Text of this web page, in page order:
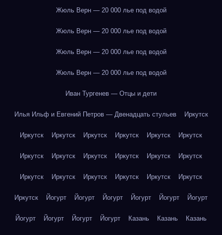
Жюль Верн — 20 000 лье под водой
Жюль Верн — 20 000 лье под водой
Жюль Верн — 20 000 лье под водой
Жюль Верн — 20 000 лье под водой
Иван Тургенев — Отцы и дети
Илья Ильф и Евгений Петров — Двенадцать стульев Иркутск
Иркутск Иркутск Иркутск Иркутск Иркутск Иркутск
Иркутск Иркутск Иркутск Иркутск Иркутск Иркутск
Иркутск Иркутск Иркутск Иркутск Иркутск Иркутск
Иркутск Йогурт Йогурт Йогурт Йогурт Йогурт Йогурт
Йогурт Йогурт Йогурт Йогурт Казань Казань Казань